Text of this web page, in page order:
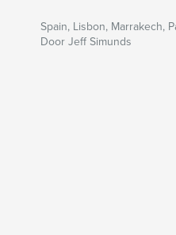
Spain, Lisbon, Marrakech,
Door Jeff Simunds